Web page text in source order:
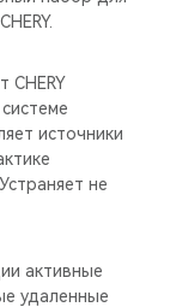
CHERY
источники
не
активные
удаленные